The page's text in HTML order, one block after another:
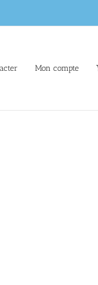
Mon compte